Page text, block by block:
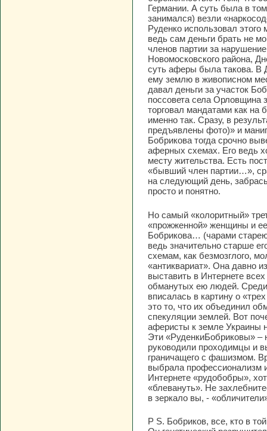
Германии. А суть была в
занимался) везли
Руденко использовал
ведь сам деньги брать не
членов партии за
Новомосковского района,
суть аферы была такова. В
ему землю в живописном
давал деньги за участок
поссовета села Орловщина
торговал мандатами как на
именно так. Сразу, в
предъявлены фото)» и
Бобрикова тогда срочно
аферных схемах. Его ведь
месту жительства. Есть
«бывший член партии…»,
на следующий день,
просто и понятно.
Но самый «колоритный»
«прожженной» женщины и
Бобрикова… (чарами
ведь значительно старше
схемам, как безмозглого,
«антиквариат». Она давно
выставить в Интернете
обманутых ею людей.
вписалась в картину о
это то, что их объединил
спекуляции землей. Вот
аферисты к земле Украины
Эти «РуденкиБобриковы» –
руководили проходимцы и
граничащего с фашизмом.
выбрала профессионализм
Интернете «рудобобры»,
«блевануть». Не
в зеркало вы, -
P S. Бобриков, все, кто в